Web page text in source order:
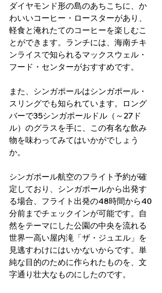
ダイヤモンド形の島のあちこちに、か
わいいコーヒー・ロースターがあり、
軽食と淹れたてのコーヒーを楽しむこ
とができます。ランチには、海南チキ
ンライスで知られるマックスウェル・
フード・センターがおすすめです。
また、シンガポールはシンガポール・
スリングでも知られています。ロング
バーで35シンガポールドル（～27ド
ル）のグラスを手に、この有名な飲み
物を味わってみてはいかがでしょう
か。
シンガポール航空のフライト予約が確
定しており、シンガポールから出発す
る場合、フライト出発の48時間から40
分前までチェックインが可能です。自
然をテーマにした公園の中央を流れる
世界一高い屋内滝「ザ・ジュエル」を
見逃すわけにはいかないからです。単
純な目的のために作られたものを、文
字通り壮大なものにしたのです。